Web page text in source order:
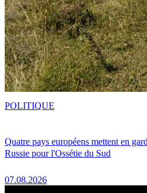
Quatre pays européens mettent en
Russie pour l'Ossétie du Sud
07.08.2026
POLITIQUE